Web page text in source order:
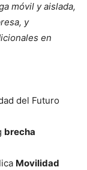
móvil y aislada,
y
en
del Futuro
brecha
Movilidad